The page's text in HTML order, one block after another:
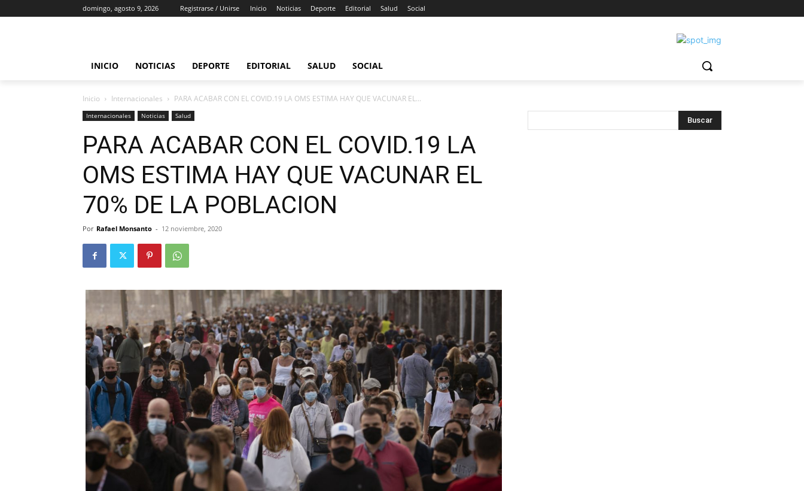
domingo, agosto 9, 2026 Registrarse / Unirse Inicio Noticias Deporte Editorial Salud Social
INICIO NOTICIAS DEPORTE EDITORIAL SALUD SOCIAL
Inicio Internacionales PARA ACABAR CON EL COVID.19 LA OMS ESTIMA HAY QUE VACUNAR EL...
Internacionales Noticias Salud
PARA ACABAR CON EL COVID.19 LA
OMS ESTIMA HAY QUE VACUNAR EL
70% DE LA POBLACION
Por Rafael Monsanto - 12 noviembre, 2020